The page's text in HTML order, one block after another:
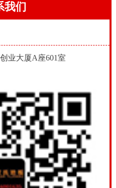
我们
业大厦A座601室